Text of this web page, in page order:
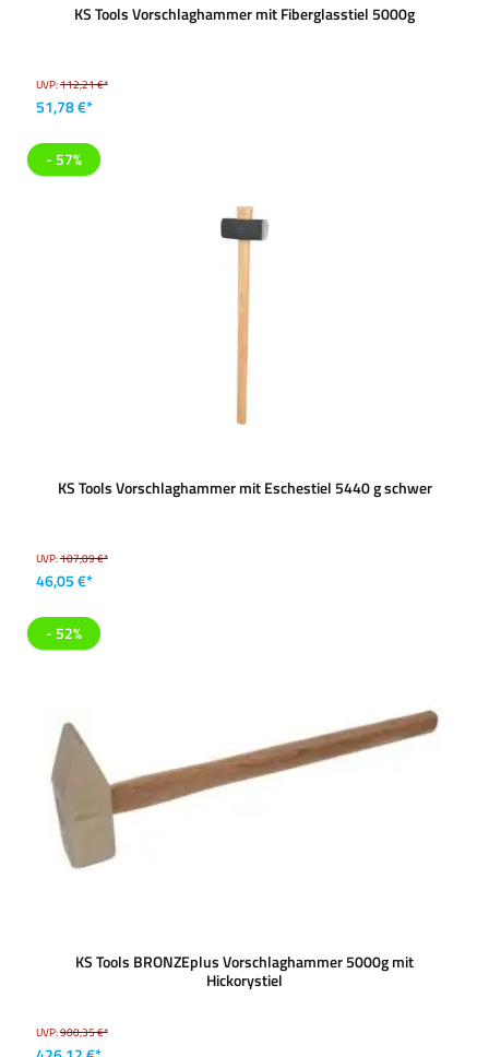
KS Tools Vorschlaghammer mit Fiberglasstiel 5000g
UVP:112,21 €*
51,78 €*
- 57%
KS Tools Vorschlaghammer mit Eschestiel 5440 g schwer
UVP:107,09 €*
46,05 €*
- 52%
KS Tools BRONZEplus Vorschlaghammer 5000g mit
Hickorystiel
UVP:900,35 €*